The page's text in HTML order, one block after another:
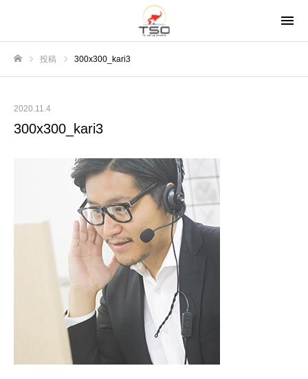
投稿 300x300_kari3
2020.11.4
300x300_kari3